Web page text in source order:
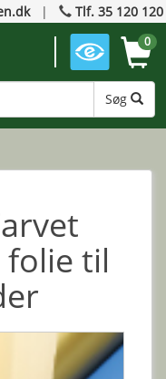
| Tlf. 35 120 120
Søg
0
til